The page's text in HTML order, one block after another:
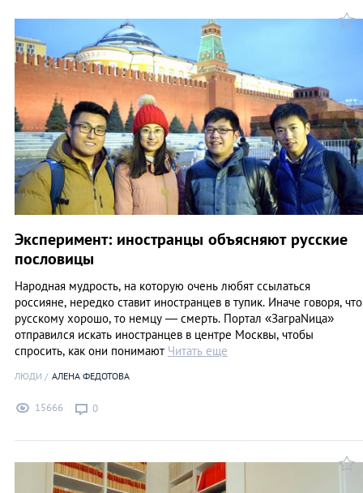
Эксперимент: иностранцы объясняют русские
пословицы
Народная мудрость, на которую очень любят ссылаться
россияне, нередко ставит иностранцев в тупик. Иначе говоря, что
русскому хорошо, то немцу — смерть. Портал «ЗаграNица»
отправился искать иностранцев в центре Москвы, чтобы
спросить, как они понимают Читать еще
ЛЮДИ АЛЕНА ФЕДОТОВА
15666 0